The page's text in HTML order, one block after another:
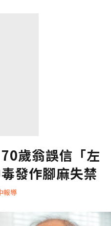
歲翁誤信「左
發作腳麻失禁
報導